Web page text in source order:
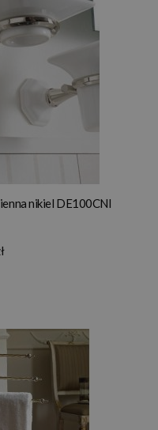
nikiel DE100CNI